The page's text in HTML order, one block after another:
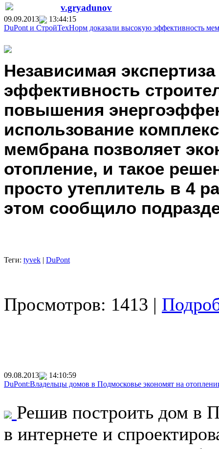
v.gryadunov
09.09.2013
13:44:15
DuPont и СтройТехНорм доказали высокую эффективность
Независимая
эффективность
повышения
использование
мембрана позволяет
отопление, и такое
просто утеплитель в 4
этом сообщило
Теги: tyvek | DuPont
Просмотров: 1413 |
09.08.2013
14:10:59
DuPont:Владельцы домов в Подмосковье экономят на
Решив построить дом в
в интернете и